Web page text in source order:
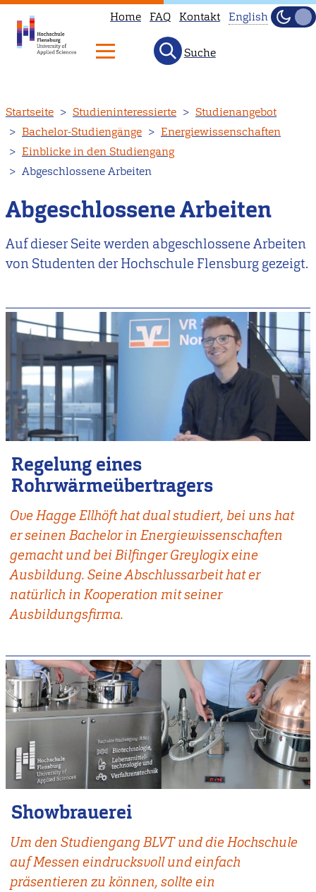
zum
Inhalt
Home FAQ Kontakt
not
available
to
our
English
main
instead.
English
Hell
Suche
Startseite Studieninteressierte
Studienangebot
Bachelor-Studiengänge
Energiewissenschaften
Einblicke in den Studiengang
Abgeschlossene Arbeiten
Abgeschlossene Arbeiten
Auf dieser Seite werden abgeschlossene Arbeiten
von Studenten der Hochschule Flensburg gezeigt.
Regelung eines
Rohrwärmeübertragers
Ove Hagge Ellhöft hat dual studiert, bei uns hat
er seinen Bachelor in Energiewissenschaften
gemacht und bei Bilfinger Greylogix eine
Ausbildung. Seine Abschlussarbeit hat er
natürlich in Kooperation mit seiner
Ausbildungsfirma.
Showbrauerei
Um den Studiengang BLVT und die Hochschule
auf Messen eindrucksvoll und einfach
präsentieren zu können, sollte ein